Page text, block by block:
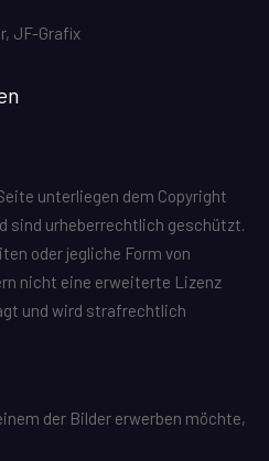
JF-Grafix
unterliegen dem Copyright
sind urheberrechtlich geschützt.
oder jegliche Form von
nicht eine erweiterte Lizenz
und wird strafrechtlich
der Bilder erwerben möchte,